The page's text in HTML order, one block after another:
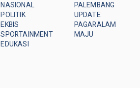
NASIONAL
POLITIK
EKBIS
SPORTAINMENT
EDUKASI
PALEMBANG
UPDATE
PAGARALAM
MAJU